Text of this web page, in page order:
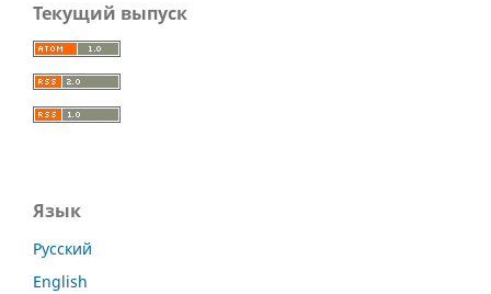
Текущий выпуск
Язык
Русский
English